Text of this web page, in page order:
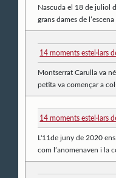
Nascuda el 18 de juliol
grans dames de l’escena
14 moments estel·lars
Montserrat Carulla va
petita va començar a
14 moments estel·lars
L'11de juny de 2020
com l’anomenaven i la